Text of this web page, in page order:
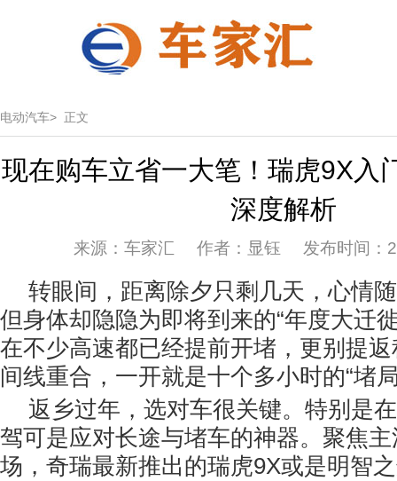
电动汽车> 正文
现在购车立省一大笔！瑞虎9X入
深度解析
来源：车家汇 作者：显钰 发布时间：
转眼间，距离除夕只剩几天，心情
但身体却隐隐为即将到来的“年度大迁
在不少高速都已经提前开堵，更别提
间线重合，一开就是十个多小时的“堵
返乡过年，选对车很关键。特别是
驾可是应对长途与堵车的神器。聚焦
场，奇瑞最新推出的瑞虎9X或是明智